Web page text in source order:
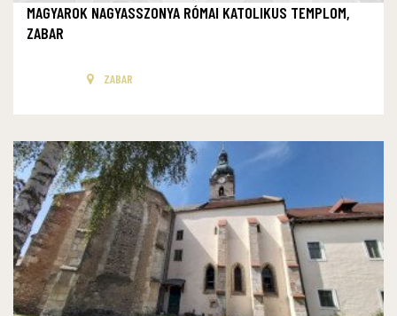
MAGYAROK NAGYASSZONYA RÓMAI KATOLIKUS TEMPLOM,
ZABAR
ZABAR